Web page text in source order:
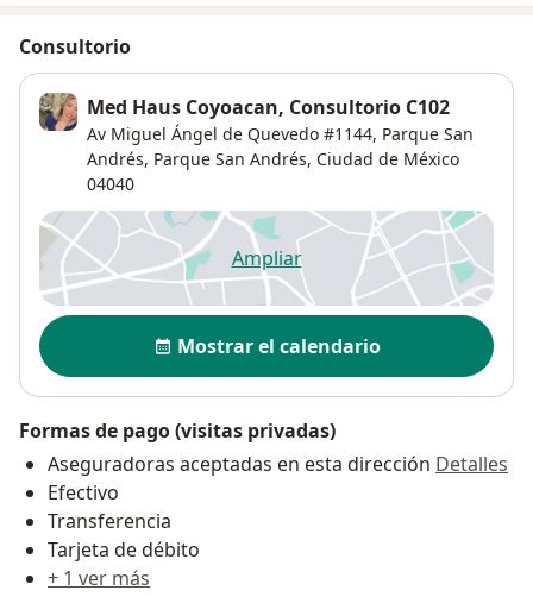
Consultorio
Med Haus Coyoacan, Consultorio C102
Av Miguel Ángel de Quevedo #1144, Parque San
Andrés, Parque San Andrés, Ciudad de México
04040
Ampliarse abre en una nueva
Disponibilidad
Mostrar el calendario
Formas de pago (visitas privadas)
Aseguradoras aceptadas en esta dirección Detalles
Efectivo
Transferencia
Tarjeta de débito
+ 1 ver más